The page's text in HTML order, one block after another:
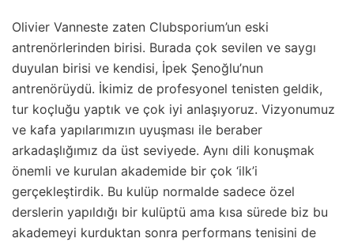
Olivier Vanneste zaten Clubsporium’un eski
antrenörlerinden birisi. Burada çok sevilen ve saygı
duyulan birisi ve kendisi, İpek Şenoğlu’nun
antrenörüydü. İkimiz de profesyonel tenisten geldik,
tur koçluğu yaptık ve çok iyi anlaşıyoruz. Vizyonumuz
ve kafa yapılarımızın uyuşması ile beraber
arkadaşlığımız da üst seviyede. Aynı dili konuşmak
önemli ve kurulan akademide bir çok ‘ilk’i
gerçekleştirdik. Bu kulüp normalde sadece özel
derslerin yapıldığı bir kulüptü ama kısa sürede biz bu
akademeyi kurduktan sonra performans tenisini de